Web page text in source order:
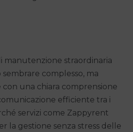
manutenzione straordinaria
complesso, ma
una chiara comprensione
efficiente tra i
servizi come Zappyrent
la gestione senza stress delle